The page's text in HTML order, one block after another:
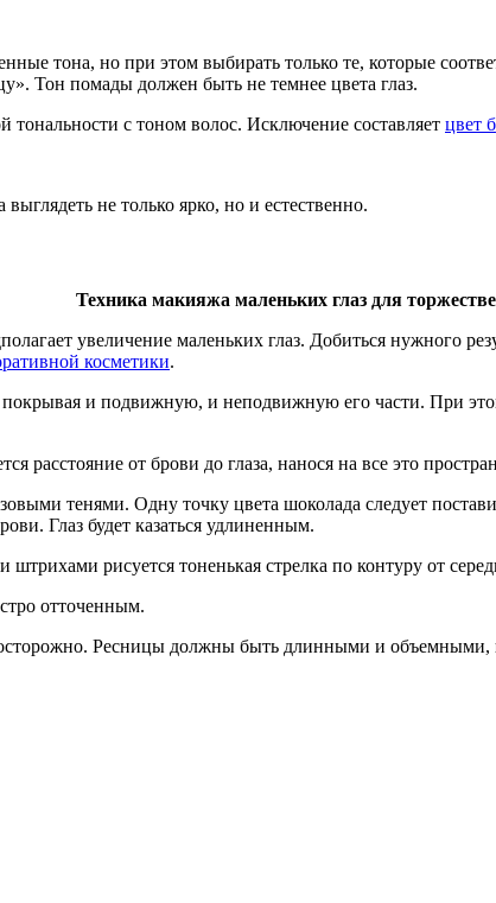
тона, но при этом выбирать только те, которые
Тон помады должен быть не темнее цвета глаз.
с тоном волос. Исключение составляет цвет
не только ярко, но и естественно.
Техника макияжа маленьких глаз для
увеличение маленьких глаз. Добиться нужного
косметики.
и подвижную, и неподвижную его части. При
расстояние от брови до глаза, нанося на все это
тенями. Одну точку цвета шоколада следует
Глаз будет казаться удлиненным.
рисуется тоненькая стрелка по контуру от
отточенным.
Ресницы должны быть длинными и объемными,